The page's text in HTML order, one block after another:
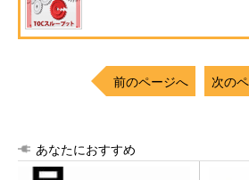
前のページへ 次の
あなたにおすすめ